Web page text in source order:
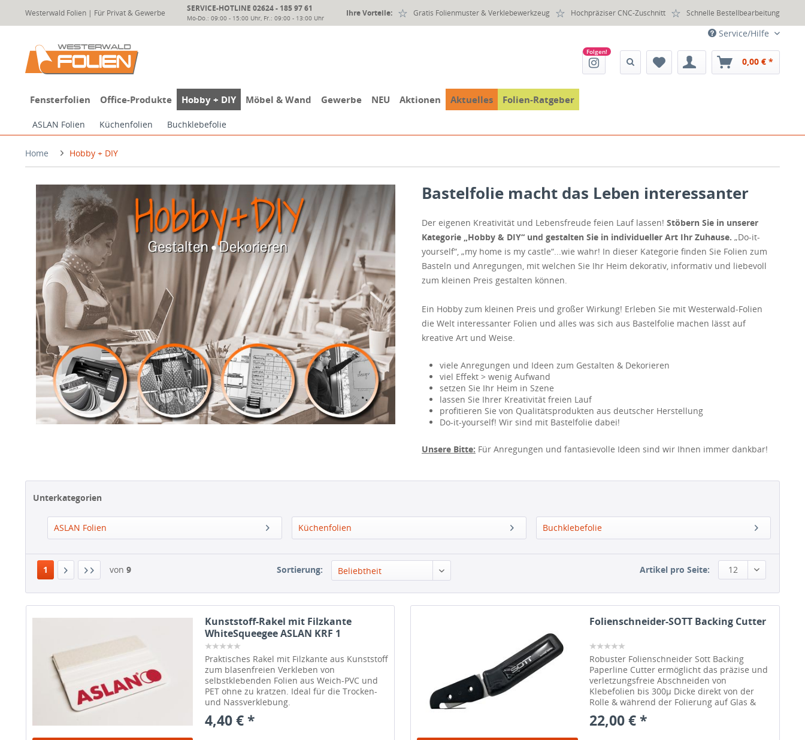
Westerwald Folien | Für Privat & Gewerbe SERVICE-HOTLINE 02624 - 185 97 61
Mo-Do.: 09:00 - 15:00 Uhr, Fr.: 09:00 - 13:00 Uhr
Ihre Vorteile: Gratis Folienmuster & Verklebewerkzeug Hochpräziser CNC-Zuschnitt Schnelle Bestellbearbeitung
Service/Hilfe
0,00 € *
Fensterfolien Office-Produkte Hobby + DIY Möbel & Wand Gewerbe NEU Aktionen Aktuelles Folien-Ratgeber
ASLAN Folien Küchenfolien Buchklebefolie
Home Hobby + DIY
Bastelfolie macht das Leben interessanter
Der eigenen Kreativität und Lebensfreude feien Lauf lassen! Stöbern Sie in unserer
Kategorie „Hobby & DIY“ und gestalten Sie in individueller Art Ihr Zuhause. „Do-it-
yourself“, „my home is my castle“...wie wahr! In dieser Kategorie finden Sie Folien zum
Basteln und Anregungen, mit welchen Sie Ihr Heim dekorativ, informativ und liebevoll
zum kleinen Preis gestalten können.
Ein Hobby zum kleinen Preis und großer Wirkung! Erleben Sie mit Westerwald-Folien
die Welt interessanter Folien und alles was sich aus Bastelfolie machen lässt auf
kreative Art und Weise.
viele Anregungen und Ideen zum Gestalten & Dekorieren
viel Effekt > wenig Aufwand
setzen Sie Ihr Heim in Szene
lassen Sie Ihrer Kreativität freien Lauf
profitieren Sie von Qualitätsprodukten aus deutscher Herstellung
Do-it-yourself! Wir sind mit Bastelfolie dabei!
Unsere Bitte: Für Anregungen und fantasievolle Ideen sind wir Ihnen immer dankbar!
Unterkategorien
ASLAN Folien Küchenfolien Buchklebefolie
1 von 9 Sortierung: Beliebtheit Artikel pro Seite: 12
Kunststoff-Rakel mit Filzkante
WhiteSqueegee ASLAN KRF 1
Praktisches Rakel mit Filzkante aus Kunststoff
zum blasenfreien Verkleben von
selbstklebenden Folien aus Weich-PVC und
PET ohne zu kratzen. Ideal für die Trocken-
und Nassverklebung.
4,40 € *
Folienschneider-SOTT Backing Cutter
Robuster Folienschneider Sott Backing
Paperline Cutter ermöglicht das präzise und
verletzungsfreie Abschneiden von
Klebefolien bis 300µ Dicke direkt von der
Rolle & während der Folierung auf Glas &
Wand.
22,00 € *